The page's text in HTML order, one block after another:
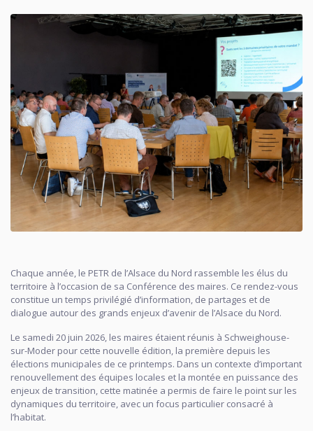
Chaque année, le PETR de l’Alsace du Nord rassemble les élus du
territoire à l’occasion de sa Conférence des maires. Ce rendez-vous
constitue un temps privilégié d’information, de partages et de
dialogue autour des grands enjeux d’avenir de l’Alsace du Nord.
Le samedi 20 juin 2026, les maires étaient réunis à Schweighouse-
sur-Moder pour cette nouvelle édition, la première depuis les
élections municipales de ce printemps. Dans un contexte d’important
renouvellement des équipes locales et la montée en puissance des
enjeux de transition, cette matinée a permis de faire le point sur les
dynamiques du territoire, avec un focus particulier consacré à
l’habitat.